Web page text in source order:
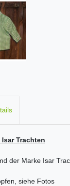
Trachten
der Marke Isar
siehe Fotos